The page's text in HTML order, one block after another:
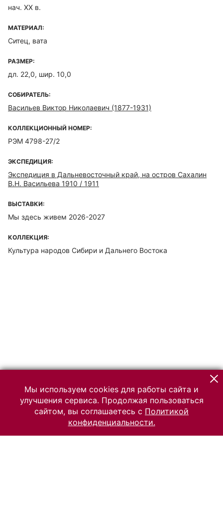
нач. ХХ в.
МАТЕРИАЛ:
Ситец, вата
РАЗМЕР:
дл. 22,0, шир. 10,0
СОБИРАТЕЛЬ:
Васильев Виктор Николаевич (1877-1931)
КОЛЛЕКЦИОННЫЙ НОМЕР:
РЭМ 4798-27/2
ЭКСПЕДИЦИЯ:
Экспедиция в Дальневосточный край, на остров Сахалин
В.Н. Васильева 1910 / 1911
ВЫСТАВКИ:
Мы здесь живем 2026-2027
КОЛЛЕКЦИЯ:
Культура народов Сибири и Дальнего Востока
Мы используем cookies для работы сайта и
улучшения сервиса. Продолжая пользоваться
сайтом, вы соглашаетесь с Политикой
конфиденциальности.